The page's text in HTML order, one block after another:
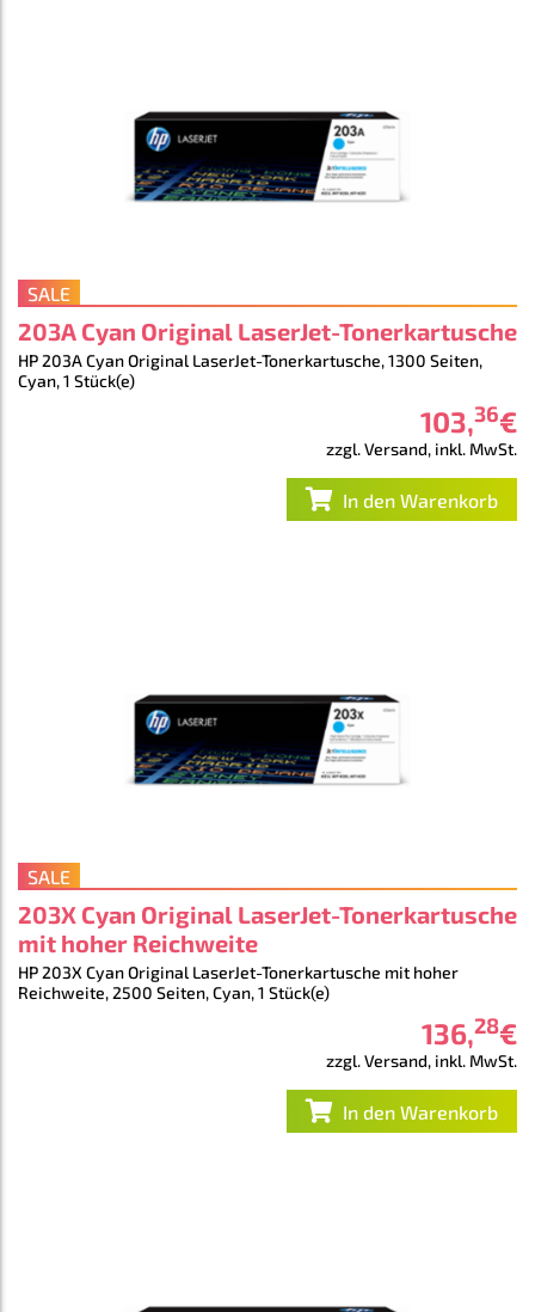
SALE
203A Cyan Original LaserJet-Tonerkartusche
HP 203A Cyan Original LaserJet-Tonerkartusche, 1300 Seiten,
Cyan, 1 Stück(e)
103,36€
zzgl. Versand, inkl. MwSt.
In den Warenkorb
SALE
203X Cyan Original LaserJet-Tonerkartusche
mit hoher Reichweite
HP 203X Cyan Original LaserJet-Tonerkartusche mit hoher
Reichweite, 2500 Seiten, Cyan, 1 Stück(e)
136,28€
zzgl. Versand, inkl. MwSt.
In den Warenkorb